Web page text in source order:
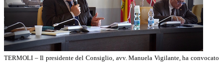
TERMOLI – Il presidente del Consiglio, avv. Manuela Vigilante, ha convocato